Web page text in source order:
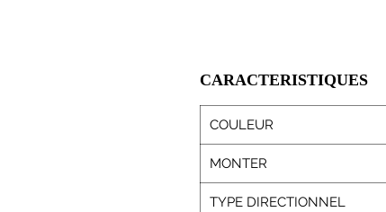
CARACTERISTIQUES
COULEUR
MONTER
TYPE DIRECTIONNEL